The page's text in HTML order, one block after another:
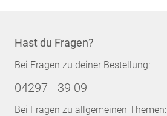
Hast du Fragen?
Bei Fragen zu deiner Bestellung:
04297 - 39 09
Bei Fragen zu allgemeinen Themen: